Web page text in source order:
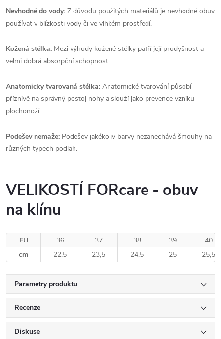
Nevhodné do vody: Z důvodu použitých materiálů je nevhodné obuv
používat v blízkosti vody či ve vlhkém prostředí.
Kožená stélka: Mezi výhody kožené stélky patří její prodyšnost a
velmi dobrá absorpční schopnost.
Anatomicky tvarovaná stélka: Anatomické tvarování působí
příznivě na správný postoj nohy a slouží jako prevence vzniku
plochonoží.
Podešev nemaže: Podešev jakékoliv barvy nezanechává šmouhy na
různých typech podlah.
VELIKOSTÍ FORcare - obuv
na klínu
EU 36 37 38 39
40
cm
22,5 23,5 24,5 25 25,5
Parametry produktu
Recenze
Diskuse